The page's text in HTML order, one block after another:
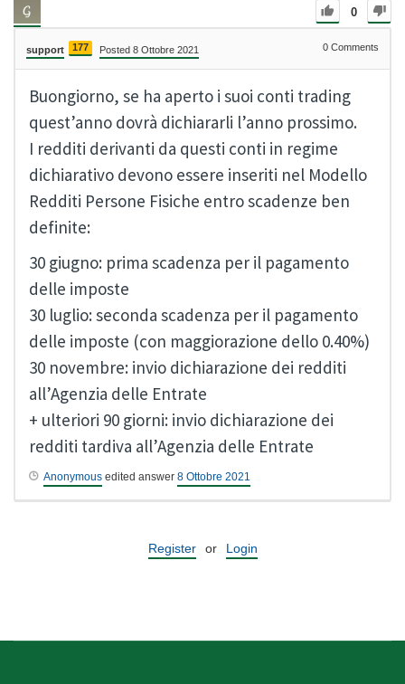
0
support 177 Posted 8 Ottobre 2021 0 Comments
Buongiorno, se ha aperto i suoi conti trading
quest’anno dovrà dichiararli l’anno prossimo.
I redditi derivanti da questi conti in regime
dichiarativo devono essere inseriti nel Modello
Redditi Persone Fisiche entro scadenze ben
definite:
30 giugno: prima scadenza per il pagamento
delle imposte
30 luglio: seconda scadenza per il pagamento
delle imposte (con maggiorazione dello 0.40%)
30 novembre: invio dichiarazione dei redditi
all’Agenzia delle Entrate
+ ulteriori 90 giorni: invio dichiarazione dei
redditi tardiva all’Agenzia delle Entrate
Anonymous edited answer 8 Ottobre 2021
Register or Login